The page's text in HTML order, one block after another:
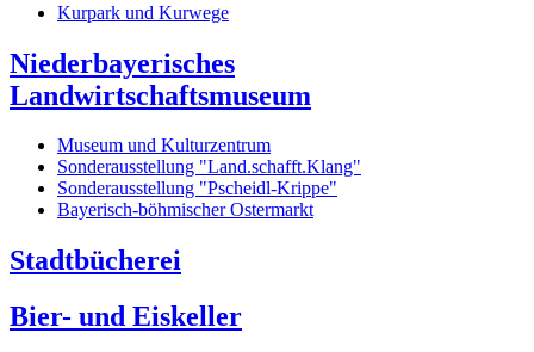
Kurpark und Kurwege
Niederbayerisches
Landwirtschaftsmuseum
Museum und Kulturzentrum
Sonderausstellung "Land.schafft.Klang"
Sonderausstellung "Pscheidl-Krippe"
Bayerisch-böhmischer Ostermarkt
Stadtbücherei
Bier- und Eiskeller